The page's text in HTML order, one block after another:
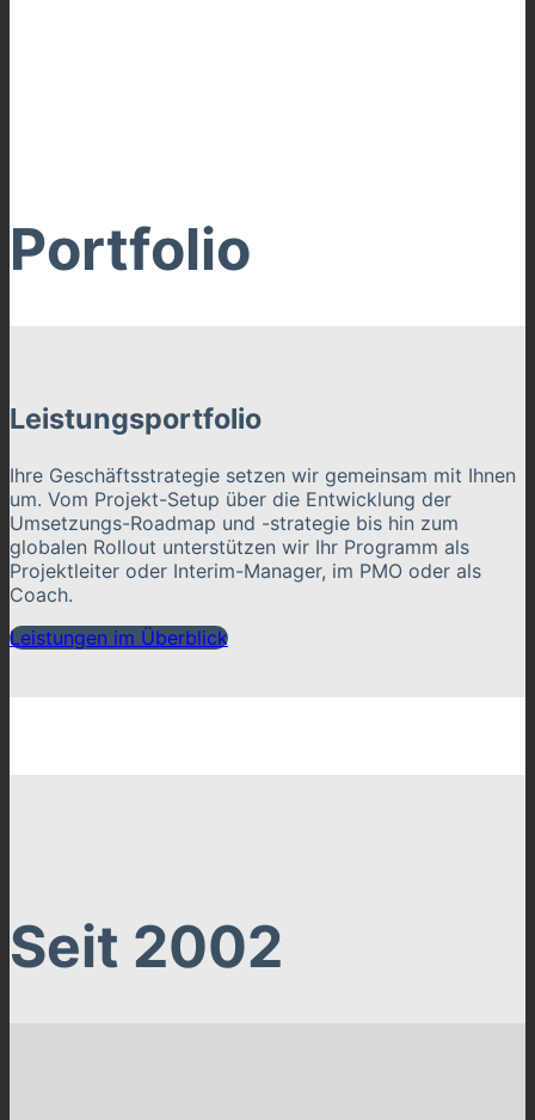
Portfolio
Leistungsportfolio
Ihre Geschäftsstrategie setzen wir gemeinsam mit Ihnen
um. Vom Projekt-Setup über die Entwicklung der
Umsetzungs-Roadmap und -strategie bis hin zum
globalen Rollout unterstützen wir Ihr Programm als
Projektleiter oder Interim-Manager, im PMO oder als
Coach.
Leistungen im Überblick
Seit 2002